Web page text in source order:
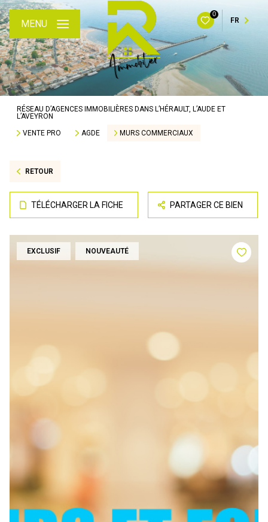
0
FR
MENU
RÉSEAU D’AGENCES IMMOBILIÈRES DANS L’HÉRAULT, L’AUDE ET
L’AVEYRON
VENTE PRO
AGDE MURS COMMERCIAUX
RETOUR
TÉLÉCHARGER LA FICHE PARTAGER CE BIEN
EXCLUSIF NOUVEAUTÉ